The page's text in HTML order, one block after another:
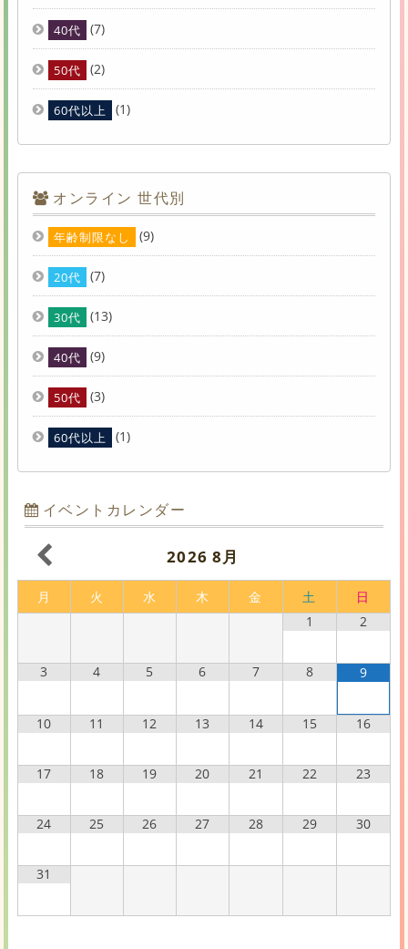
40代 (7)
50代 (2)
60代以上 (1)
オンライン 世代別
年齢制限なし (9)
20代 (7)
30代 (13)
40代 (9)
50代 (3)
60代以上 (1)
イベントカレンダー
2026 8月
月 火 水 木 金 土
日
1
2
3 4 5 6 7 8 9
10 11 12 13 14 15 16
17 18 19 20 21 22 23
24 25 26 27 28 29 30
31